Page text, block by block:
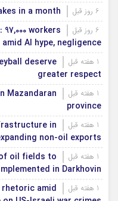
in a month
workers
amid AI hype, negligence
deserve
greater respect
Mazandaran
province
in
non-oil exports
oil fields to
in Darkhovin
rhetoric amid